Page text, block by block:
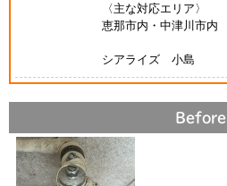
〈主な対応エリア〉
恵那市内・中津川市内
シアライズ 小島
Before